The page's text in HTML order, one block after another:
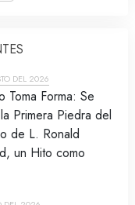
DEL 2026
Toma Forma: Se
Primera Piedra del
de L. Ronald
un Hito como